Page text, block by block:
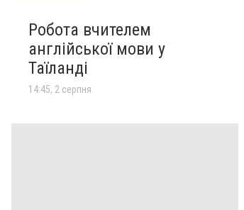
Робота вчителем
англійської мови у
Таїланді
14:45, 2 серпня